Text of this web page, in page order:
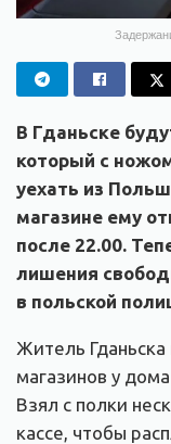
В Гданьске
который с
уехать из
магазине ему
после 22.00.
лишения
в польской
Житель
магазинов у
Взял с полки
кассе, чтобы